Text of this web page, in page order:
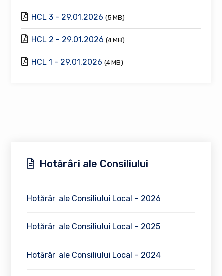
HCL 3 – 29.01.2026 (5 MB)
HCL 2 – 29.01.2026 (4 MB)
HCL 1 – 29.01.2026 (4 MB)
Hotărâri ale Consiliului
Hotărâri ale Consiliului Local – 2026
Hotărâri ale Consiliului Local – 2025
Hotărâri ale Consiliului Local – 2024